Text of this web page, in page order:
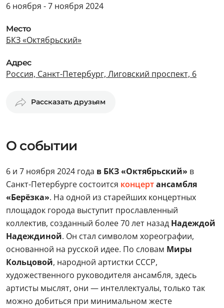
6 ноября - 7 ноября 2024
Место
БКЗ «Октябрьский»
Адрес
Россия, Санкт-Петербург, Лиговский проспект, 6
Рассказать друзьям
О событии
6 и 7 ноября 2024 года в БКЗ «Октябрьский» в
Санкт-Петербурге состоится концертансамбля
«Берёзка». На одной из старейших концертных
площадок города выступит прославленный
коллектив, созданный более 70 лет назад Надеждой
Надеждиной. Он стал символом хореографии,
основанной на русской идее. По словам Миры
Кольцовой, народной артистки СССР,
художественного руководителя ансамбля, здесь
артисты мыслят, они — интеллектуалы, только так
можно добиться при минимальном жесте